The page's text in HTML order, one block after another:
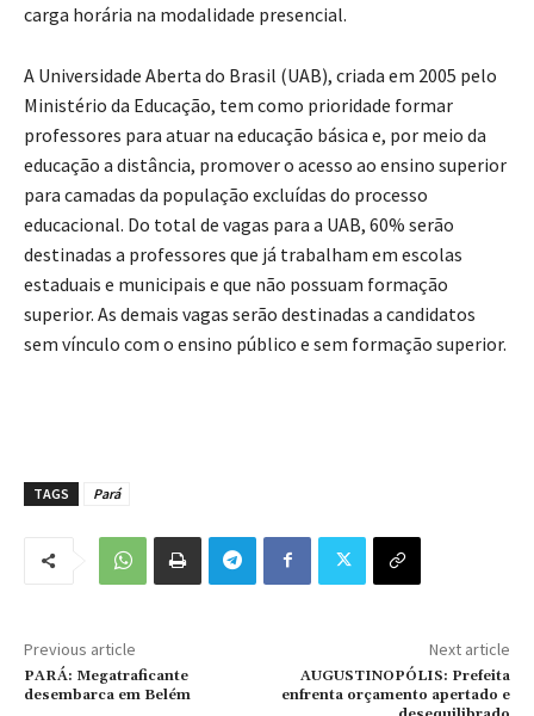
carga horária na modalidade presencial.
A Universidade Aberta do Brasil (UAB), criada em 2005 pelo
Ministério da Educação, tem como prioridade formar
professores para atuar na educação básica e, por meio da
educação a distância, promover o acesso ao ensino superior
para camadas da população excluídas do processo
educacional. Do total de vagas para a UAB, 60% serão
destinadas a professores que já trabalham em escolas
estaduais e municipais e que não possuam formação
superior. As demais vagas serão destinadas a candidatos
sem vínculo com o ensino público e sem formação superior.
TAGS Pará
Previous article
PARÁ: Megatraficante
desembarca em Belém
Next article
AUGUSTINOPÓLIS: Prefeita
enfrenta orçamento apertado e